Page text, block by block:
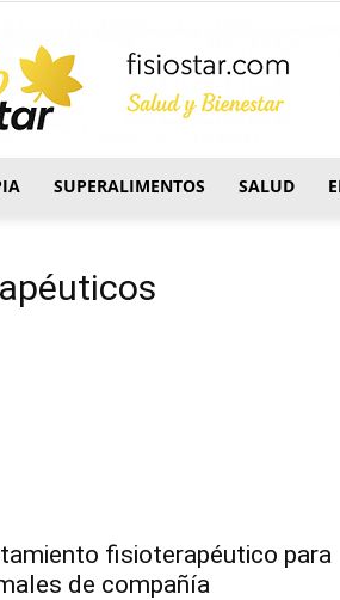
SUPERALIMENTOS SALUD
fisioterapéutico para
de compañía